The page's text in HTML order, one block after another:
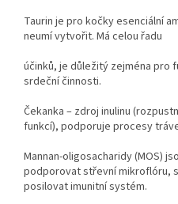
Taurin je pro kočky esenciální
neumí vytvořit. Má celou řadu
účinků, je důležitý zejména pro
srdeční činnosti.
Čekanka – zdroj inulinu
funkcí), podporuje procesy
Mannan-oligosacharidy (MOS)
podporovat střevní mikroflóru,
posilovat imunitní systém.